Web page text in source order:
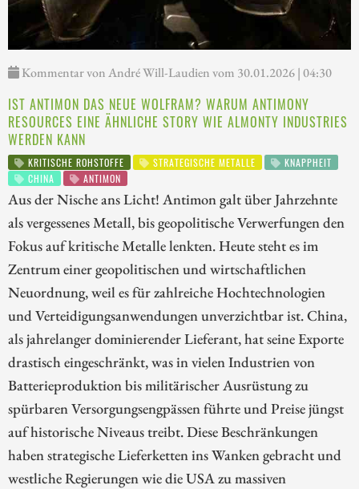
Kommentar von André Will-Laudien vom 30.01.2026 | 04:30
IST ANTIMON DAS NEUE WOLFRAM? WARUM ANTIMONY
RESOURCES EINE ÄHNLICHE STORY WIE ALMONTY INDUSTRIES
WERDEN KANN
KRITISCHE ROHSTOFFE STRATEGISCHE METALLE
KNAPPHEIT
CHINA
ANTIMON
Aus der Nische ans Licht! Antimon galt über Jahrzehnte
als vergessenes Metall, bis geopolitische Verwerfungen den
Fokus auf kritische Metalle lenkten. Heute steht es im
Zentrum einer geopolitischen und wirtschaftlichen
Neuordnung, weil es für zahlreiche Hochtechnologien
und Verteidigungsanwendungen unverzichtbar ist. China,
als jahrelanger dominierender Lieferant, hat seine Exporte
drastisch eingeschränkt, was in vielen Industrien von
Batterieproduktion bis militärischer Ausrüstung zu
spürbaren Versorgungsengpässen führte und Preise jüngst
auf historische Niveaus treibt. Diese Beschränkungen
haben strategische Lieferketten ins Wanken gebracht und
westliche Regierungen wie die USA zu massiven